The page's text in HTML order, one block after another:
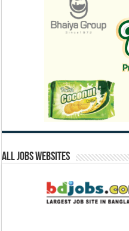
All Jobs Websites